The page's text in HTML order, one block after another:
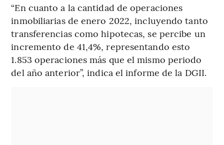
“En cuanto a la cantidad de operaciones
inmobiliarias de enero 2022, incluyendo tanto
transferencias como hipotecas, se percibe un
incremento de 41,4%, representando esto
1.853 operaciones más que el mismo periodo
del año anterior”, indica el informe de la DGII.